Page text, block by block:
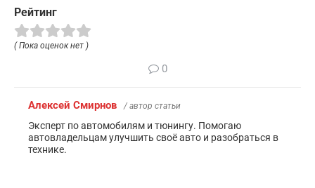
Рейтинг
( Пока оценок нет )
0
Алексей Смирнов / автор статьи
Эксперт по автомобилям и тюнингу. Помогаю
автовладельцам улучшить своё авто и разобраться в
технике.